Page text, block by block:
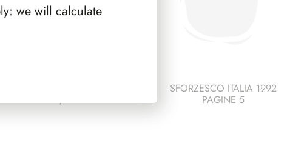
1992/1999
SFORZESCO ITALIA 1992
PAGINE 5
we will calculate